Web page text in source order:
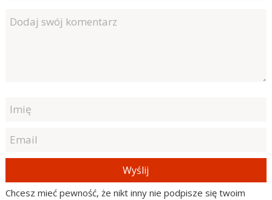
Wyślij
Chcesz mieć pewność, że nikt inny nie podpisze się twoim